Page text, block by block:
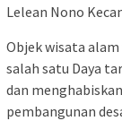
Lelean Nono
Objek wisata
salah satu Daya
dan
pembangunan